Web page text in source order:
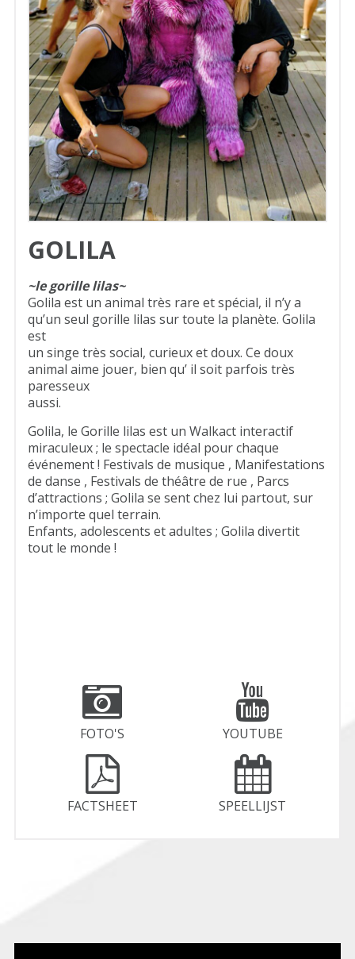
GOLILA
~le gorille lilas~
Golila est un animal très rare et spécial, il n’y a
qu’un seul gorille lilas sur toute la planète. Golila
est
un singe très social, curieux et doux. Ce doux
animal aime jouer, bien qu’ il soit parfois très
paresseux
aussi.
Golila, le Gorille lilas est un Walkact interactif
miraculeux ; le spectacle idéal pour chaque
événement ! Festivals de musique , Manifestations
de danse , Festivals de théâtre de rue , Parcs
d’attractions ; Golila se sent chez lui partout, sur
n’importe quel terrain.
Enfants, adolescents et adultes ; Golila divertit
tout le monde !
FOTO'S YOUTUBE
FACTSHEET SPEELLIJST